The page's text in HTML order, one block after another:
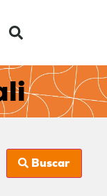
Buscar